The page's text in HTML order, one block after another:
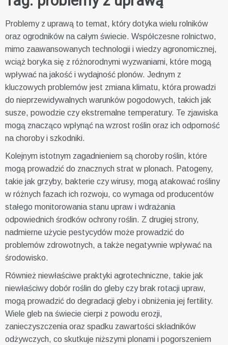
Problemy z uprawą to temat, który dotyka wielu rolników
oraz ogrodników na całym świecie. Współczesne rolnictwo,
mimo zaawansowanych technologii i wiedzy agronomicznej,
wciąż boryka się z różnorodnymi wyzwaniami, które mogą
wpływać na jakość i wydajność plonów. Jednym z
kluczowych problemów jest zmiana klimatu, która prowadzi
do nieprzewidywalnych warunków pogodowych, takich jak
susze, powodzie czy ekstremalne temperatury. Te zjawiska
mogą znacząco wpłynąć na wzrost roślin oraz ich odporność
na choroby i szkodniki.
Kolejnym istotnym zagadnieniem są choroby roślin, które
mogą prowadzić do znacznych strat w plonach. Patogeny,
takie jak grzyby, bakterie czy wirusy, mogą atakować rośliny
w różnych fazach ich rozwoju, co wymaga od producentów
stałego monitorowania stanu upraw i wdrażania
odpowiednich środków ochrony roślin. Z drugiej strony,
nadmierne użycie pestycydów może prowadzić do
problemów zdrowotnych, a także negatywnie wpływać na
środowisko.
Również niewłaściwe praktyki agrotechniczne, takie jak
niewłaściwy dobór roślin do gleby czy brak rotacji upraw,
mogą prowadzić do degradacji gleby i obniżenia jej fertility.
Wiele gleb na świecie cierpi z powodu erozji,
zanieczyszczenia oraz spadku zawartości składników
odżywczych, co skutkuje niższymi plonami i pogorszeniem